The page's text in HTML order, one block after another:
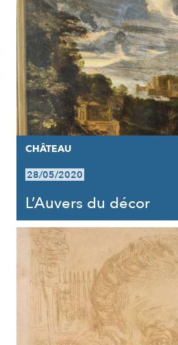
CHÂTEAU
28/05/2020
L’Auvers du décor